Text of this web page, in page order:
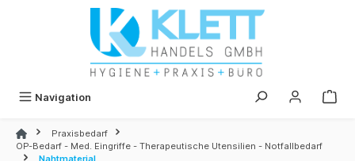
Navigation
Praxisbedarf
OP-Bedarf - Med. Eingriffe - Therapeutische Utensilien - Notfallbedarf
Nahtmaterial